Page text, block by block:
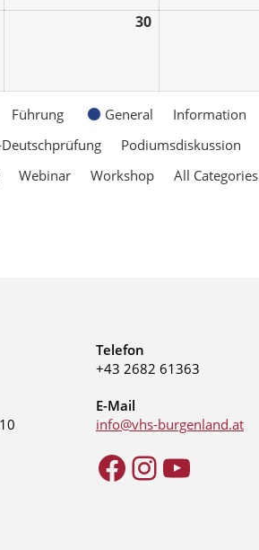
30
Führung General Information
Deutschprüfung Podiumsdiskussion
Webinar Workshop
All Categories
Telefon
+43 2682 61363
E-Mail
info@vhs-burgenland.at